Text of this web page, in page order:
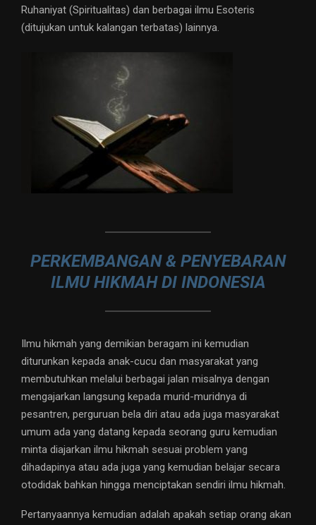
Ruhaniyat (Spiritualitas) dan berbagai ilmu Esoteris
(ditujukan untuk kalangan terbatas) lainnya.
PERKEMBANGAN & PENYEBARAN
ILMU HIKMAH DI INDONESIA
Ilmu hikmah yang demikian beragam ini kemudian
diturunkan kepada anak-cucu dan masyarakat yang
membutuhkan melalui berbagai jalan misalnya dengan
mengajarkan langsung kepada murid-muridnya di
pesantren, perguruan bela diri atau ada juga masyarakat
umum ada yang datang kepada seorang guru kemudian
minta diajarkan ilmu hikmah sesuai problem yang
dihadapinya atau ada juga yang kemudian belajar secara
otodidak bahkan hingga menciptakan sendiri ilmu hikmah.
Pertanyaannya kemudian adalah apakah setiap orang akan